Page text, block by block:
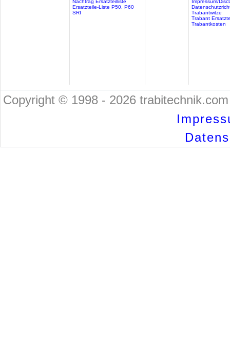
Ersatzteile-Liste P50, P60
SRI
Trabantwitze
Trabant
Trabantkosten
Copyright © 1998 - 2026